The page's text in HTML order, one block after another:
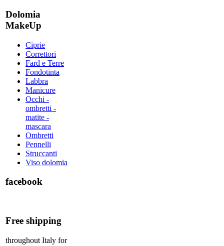
Dolomia
MakeUp
Ciprie
Correttori
Fard e Terre
Fondotinta
Labbra
Manicure
Occhi -
ombretti -
matite -
mascara
Ombretti
Pennelli
Struccanti
Viso dolomia
facebook
Free shipping
throughout Italy for